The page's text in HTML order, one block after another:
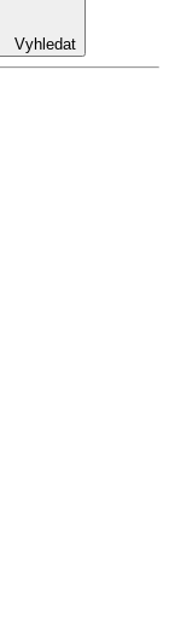
Vyhledat